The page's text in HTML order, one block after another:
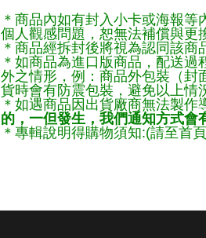
＊商品內如有封入小卡或海報
個人觀感問題，恕無法補償與更
＊商品經拆封後將視為認同該
＊如商品為進口版商品，配送
外之情形，例：商品外包裝（封
貨時會有防震包裝，避免以上情
＊如遇商品因出貨廠商無法製作
的，一但發生，我們通知方式會
＊專輯說明得購物須知:(請至首